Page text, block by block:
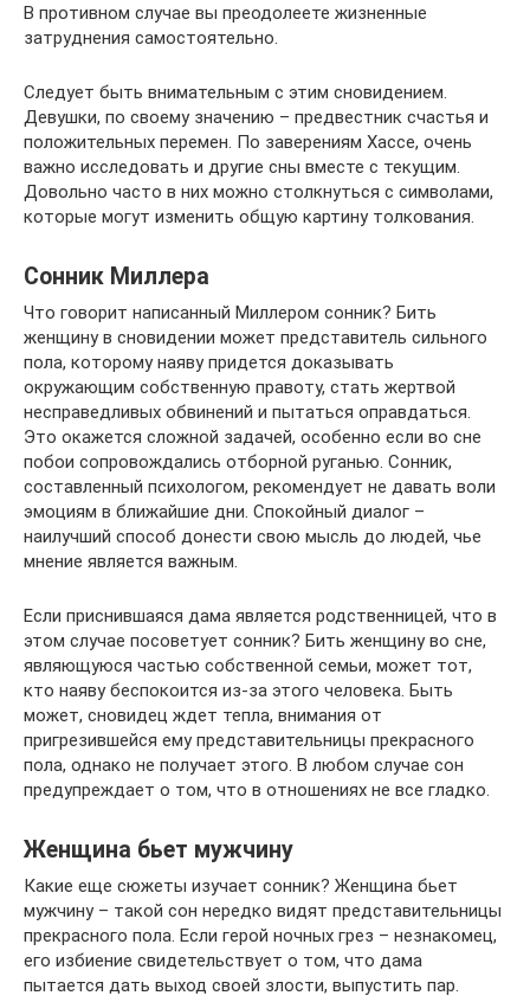
В противном случае вы преодолеете жизненные
затруднения самостоятельно.
Следует быть внимательным с этим сновидением.
Девушки, по своему значению – предвестник счастья и
положительных перемен. По заверениям Хассе, очень
важно исследовать и другие сны вместе с текущим.
Довольно часто в них можно столкнуться с символами,
которые могут изменить общую картину толкования.
Сонник Миллера
Что говорит написанный Миллером сонник? Бить
женщину в сновидении может представитель сильного
пола, которому наяву придется доказывать
окружающим собственную правоту, стать жертвой
несправедливых обвинений и пытаться оправдаться.
Это окажется сложной задачей, особенно если во сне
побои сопровождались отборной руганью. Сонник,
составленный психологом, рекомендует не давать воли
эмоциям в ближайшие дни. Спокойный диалог –
наилучший способ донести свою мысль до людей, чье
мнение является важным.
Если приснившаяся дама является родственницей, что в
этом случае посоветует сонник? Бить женщину во сне,
являющуюся частью собственной семьи, может тот,
кто наяву беспокоится из-за этого человека. Быть
может, сновидец ждет тепла, внимания от
пригрезившейся ему представительницы прекрасного
пола, однако не получает этого. В любом случае сон
предупреждает о том, что в отношениях не все гладко.
Женщина бьет мужчину
Какие еще сюжеты изучает сонник? Женщина бьет
мужчину – такой сон нередко видят представительницы
прекрасного пола. Если герой ночных грез – незнакомец,
его избиение свидетельствует о том, что дама
пытается дать выход своей злости, выпустить пар.